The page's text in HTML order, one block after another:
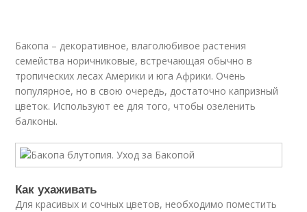
Бакопа – декоративное, влаголюбивое растения
семейства норичниковые, встречающая обычно в
тропических лесах Америки и юга Африки. Очень
популярное, но в свою очередь, достаточно капризный
цветок. Используют ее для того, чтобы озеленить
балконы.
Как ухаживать
Для красивых и сочных цветов, необходимо поместить